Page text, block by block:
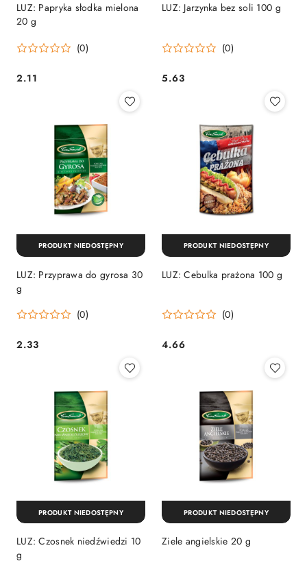
LUZ: Papryka słodka mielona
20 g
(0)
Cena:
2.11
LUZ: Jarzynka bez soli 100 g
(0)
Cena:
5.63
LUZ: Przyprawa do gyrosa 30
g
(0)
Cena:
2.33
PRODUKT NIEDOSTĘPNY
LUZ: Cebulka prażona 100 g
(0)
Cena:
4.66
PRODUKT NIEDOSTĘPNY
LUZ: Czosnek niedźwiedzi 10
g
PRODUKT NIEDOSTĘPNY
Ziele angielskie 20 g
PRODUKT NIEDOSTĘPNY